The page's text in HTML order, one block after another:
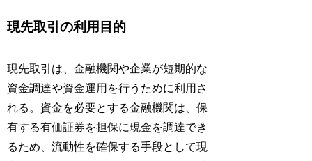
現先取引の利用目的
現先取引は、金融機関や企業が短期的な
資金調達や資金運用を行うために利用さ
れる。資金を必要とする金融機関は、保
有する有価証券を担保に現金を調達でき
るため、流動性を確保する手段として現